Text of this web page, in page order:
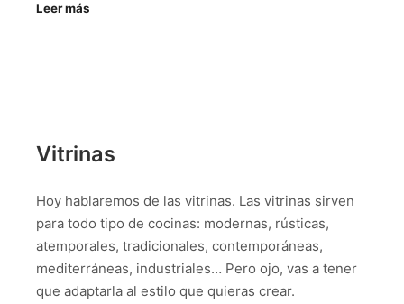
Leer más
Vitrinas
Hoy hablaremos de las vitrinas. Las vitrinas sirven
para todo tipo de cocinas: modernas, rústicas,
atemporales, tradicionales, contemporáneas,
mediterráneas, industriales… Pero ojo, vas a tener
que adaptarla al estilo que quieras crear.